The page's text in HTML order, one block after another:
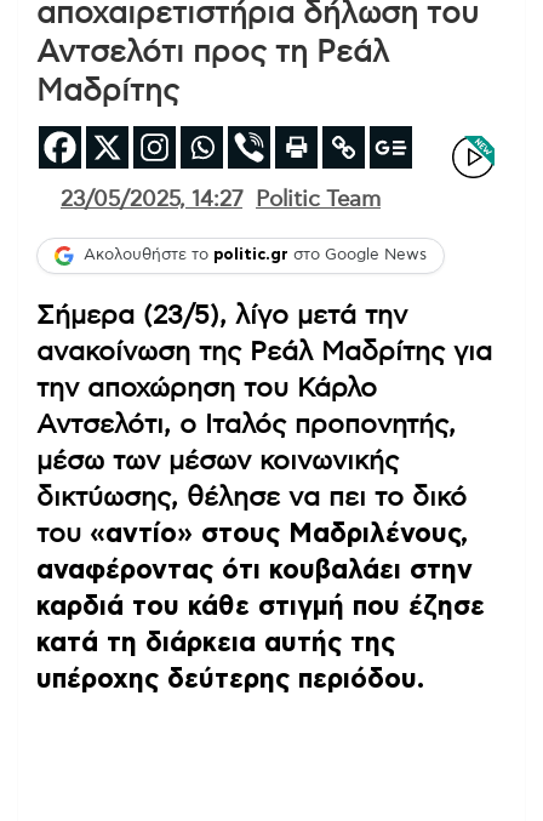
αποχαιρετιστήρια δήλωση του
Αντσελότι προς τη Ρεάλ
Μαδρίτης
23/05/2025, 14:27 Politic Team
Ακολουθήστε το politic.gr στο Google News
Σήμερα (23/5), λίγο μετά την
ανακοίνωση της Ρεάλ Μαδρίτης για
την αποχώρηση του Κάρλο
Αντσελότι, ο Ιταλός προπονητής,
μέσω των μέσων κοινωνικής
δικτύωσης, θέλησε να πει το δικό
του «αντίο» στους Μαδριλένους,
αναφέροντας ότι κουβαλάει στην
καρδιά του κάθε στιγμή που έζησε
κατά τη διάρκεια αυτής της
υπέροχης δεύτερης περιόδου.